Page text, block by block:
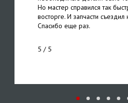
Но мастер справился так
восторге. И запчасти
Спасибо еще раз.
5 / 5